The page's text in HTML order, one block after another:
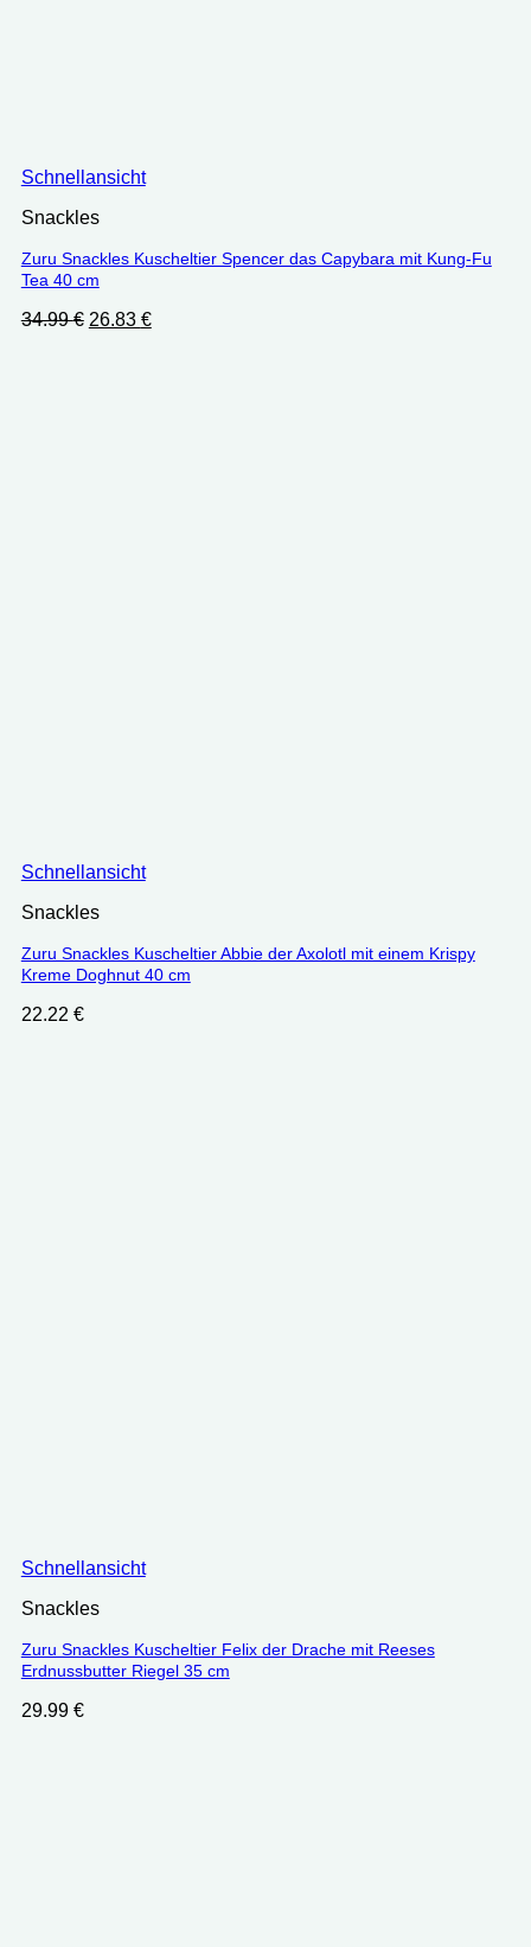
Schnellansicht
Snackles
Zuru Snackles Kuscheltier Spencer das Capybara mit Kung-Fu
Tea 40 cm
34.99€ Ursprünglicher
26.83 €Aktueller
Schnellansicht
Snackles
Zuru Snackles Kuscheltier Abbie der Axolotl mit einem Krispy
Kreme Doghnut 40 cm
22.22 €
Schnellansicht
Snackles
Zuru Snackles Kuscheltier Felix der Drache mit Reeses
Erdnussbutter Riegel 35 cm
29.99 €